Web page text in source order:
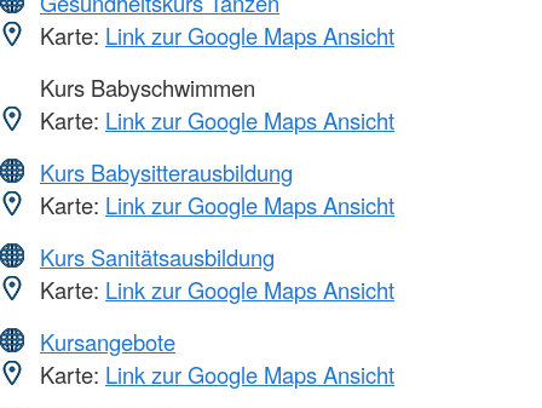
Karte: Link zur Google Maps Ansicht
Kurs Babyschwimmen
Karte: Link zur Google Maps Ansicht
Kurs Babysitterausbildung
Karte: Link zur Google Maps Ansicht
Kurs Sanitätsausbildung
Karte: Link zur Google Maps Ansicht
Kursangebote
Karte: Link zur Google Maps Ansicht